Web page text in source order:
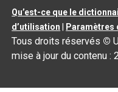
Qu’est-ce que le
d’utilisation
Paramètres
Tous droits réservés ©
mise à jour du contenu :